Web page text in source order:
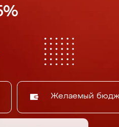
Желаемый